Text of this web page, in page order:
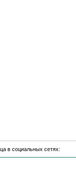
в социальных сетях: